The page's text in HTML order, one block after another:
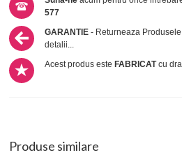
577
GARANTIE - Returneaza
detalii...
Acest produs este FABRICATcu
Produse similare